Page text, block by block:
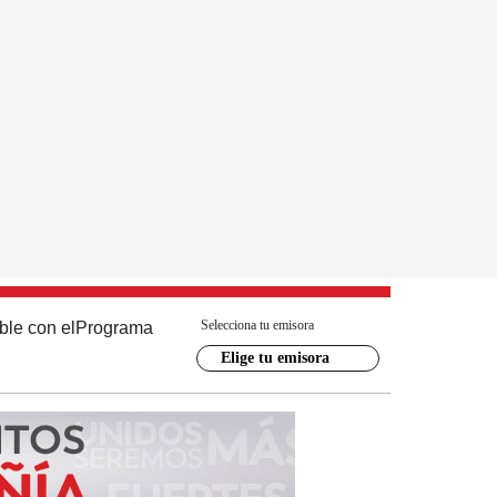
con el Programa Selecciona tu emisora
Elige tu emisora